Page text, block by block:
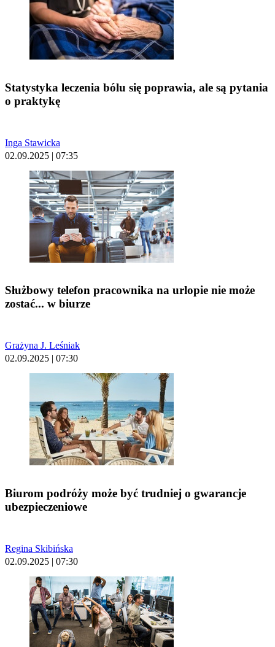
Statystyka leczenia bólu się poprawia, ale są pytania
o praktykę
Inga Stawicka
02.09.2025 | 07:35
Służbowy telefon pracownika na urlopie nie może
zostać... w biurze
Grażyna J. Leśniak
02.09.2025 | 07:30
Biurom podróży może być trudniej o gwarancje
ubezpieczeniowe
Regina Skibińska
02.09.2025 | 07:30